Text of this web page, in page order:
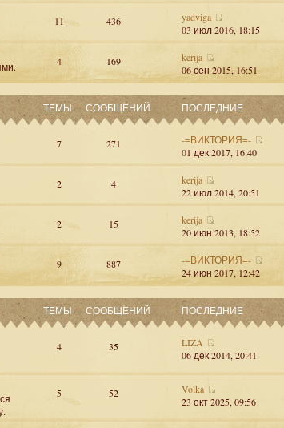
11 436
yadviga
03 июл 2016, 18:15
4 169
kerija
06 сен 2015, 16:51
ТЕМЫ СООБЩЕНИЙ ПОСЛЕДНИЕ
7 271
-=ВИКТОРИЯ=-
01 дек 2017, 16:40
2 4
kerija
22 июл 2014, 20:51
2 15
kerija
20 июн 2013, 18:52
9 887
-=ВИКТОРИЯ=-
24 июн 2017, 12:42
ТЕМЫ СООБЩЕНИЙ ПОСЛЕДНИЕ
4 35
LIZA
06 дек 2014, 20:41
5 52
Volka
23 окт 2025, 09:56